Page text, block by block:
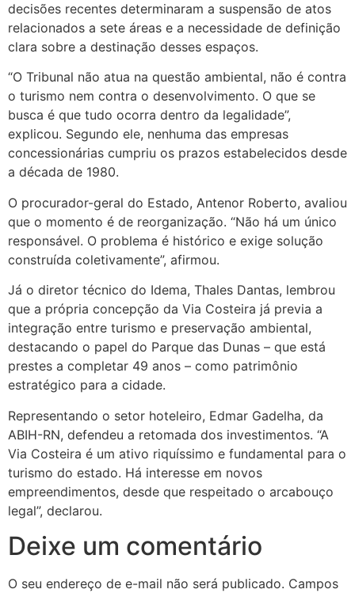
decisões recentes determinaram a suspensão de atos
relacionados a sete áreas e a necessidade de definição
clara sobre a destinação desses espaços.
“O Tribunal não atua na questão ambiental, não é contra
o turismo nem contra o desenvolvimento. O que se
busca é que tudo ocorra dentro da legalidade”,
explicou. Segundo ele, nenhuma das empresas
concessionárias cumpriu os prazos estabelecidos desde
a década de 1980.
O procurador-geral do Estado, Antenor Roberto, avaliou
que o momento é de reorganização. “Não há um único
responsável. O problema é histórico e exige solução
construída coletivamente”, afirmou.
Já o diretor técnico do Idema, Thales Dantas, lembrou
que a própria concepção da Via Costeira já previa a
integração entre turismo e preservação ambiental,
destacando o papel do Parque das Dunas – que está
prestes a completar 49 anos – como patrimônio
estratégico para a cidade.
Representando o setor hoteleiro, Edmar Gadelha, da
ABIH-RN, defendeu a retomada dos investimentos. “A
Via Costeira é um ativo riquíssimo e fundamental para o
turismo do estado. Há interesse em novos
empreendimentos, desde que respeitado o arcabouço
legal”, declarou.
Deixe um comentário
O seu endereço de e-mail não será publicado. Campos